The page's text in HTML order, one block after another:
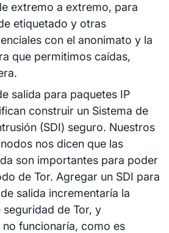
extremo a extremo, para
etiquetado y otras
con el anonimato y la
que permitimos caídas,
salida para paquetes IP
construir un Sistema de
(SDI) seguro. Nuestros
nos dicen que las
son importantes para poder
de Tor. Agregar un SDI para
salida incrementaría la
de Tor, y
funcionaría, como es